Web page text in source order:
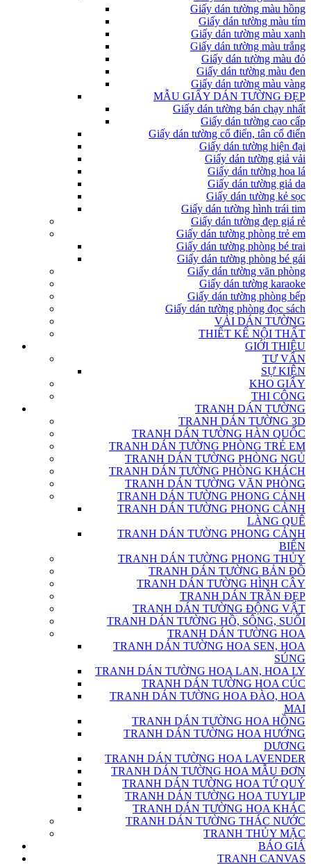
Giấy dán tường màu hồng
Giấy dán tường màu tím
Giấy dán tường màu xanh
Giấy dán tường màu trắng
Giấy dán tường màu đỏ
Giấy dán tường màu đen
Giấy dán tường màu vàng
MẪU GIẤY DÁN TƯỜNG ĐẸP
Giấy dán tường bán chạy nhất
Giấy dán tường cao cấp
Giấy dán tường cổ điển, tân cổ điển
Giấy dán tường hiện đại
Giấy dán tường giả vải
Giấy dán tường hoa lá
Giấy dán tường giả da
Giấy dán tường kẻ sọc
Giấy dán tường hình trái tim
Giấy dán tường đẹp giá rẻ
Giấy dán tường phòng trẻ em
Giấy dán tường phòng bé trai
Giấy dán tường phòng bé gái
Giấy dán tường văn phòng
Giấy dán tường karaoke
Giấy dán tường phòng bếp
Giấy dán tường phòng đọc sách
VẢI DÁN TƯỜNG
THIẾT KẾ NỘI THẤT
GIỚI THIỆU
TƯ VẤN
SỰ KIỆN
KHO GIẤY
THI CÔNG
TRANH DÁN TƯỜNG
TRANH DÁN TƯỜNG 3D
TRANH DÁN TƯỜNG HÀN QUỐC
TRANH DÁN TƯỜNG PHÒNG TRẺ EM
TRANH DÁN TƯỜNG PHÒNG NGỦ
TRANH DÁN TƯỜNG PHÒNG KHÁCH
TRANH DÁN TƯỜNG VĂN PHÒNG
TRANH DÁN TƯỜNG PHONG CẢNH
TRANH DÁN TƯỜNG PHONG CẢNH
LÀNG QUÊ
TRANH DÁN TƯỜNG PHONG CẢNH
BIỂN
TRANH DÁN TƯỜNG PHONG THỦY
TRANH DÁN TƯỜNG BẢN ĐỒ
TRANH DÁN TƯỜNG HÌNH CÂY
TRANH DÁN TRẦN ĐẸP
TRANH DÁN TƯỜNG ĐỘNG VẬT
TRANH DÁN TƯỜNG HỒ, SÔNG, SUỐI
TRANH DÁN TƯỜNG HOA
TRANH DÁN TƯỜNG HOA SEN, HOA
SÚNG
TRANH DÁN TƯỜNG HOA LAN, HOA LY
TRANH DÁN TƯỜNG HOA CÚC
TRANH DÁN TƯỜNG HOA ĐÀO, HOA
MAI
TRANH DÁN TƯỜNG HOA HỒNG
TRANH DÁN TƯỜNG HOA HƯỚNG
DƯƠNG
TRANH DÁN TƯỜNG HOA LAVENDER
TRANH DÁN TƯỜNG HOA MẪU ĐƠN
TRANH DÁN TƯỜNG HOA TỨ QUÝ
TRANH DÁN TƯỜNG HOA TUYLIP
TRANH DÁN TƯỜNG HOA KHÁC
TRANH DÁN TƯỜNG THÁC NƯỚC
TRANH THỦY MẶC
BÁO GIÁ
TRANH CANVAS